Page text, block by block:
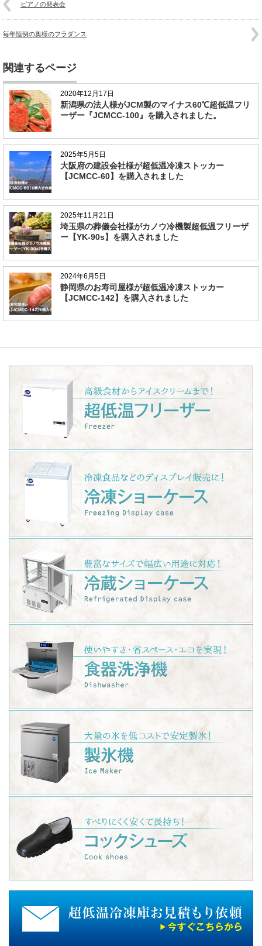
ピアノの発表会
毎年恒例の奥様のフラダンス
関連するページ
2020年12月17日
新潟県の法人様がJCM製のマイナス60℃超低温フリ
ーザー『JCMCC-100』を購入されました。
2025年5月5日
大阪府の建設会社様が超低温冷凍ストッカー
【JCMCC-60】を購入されました
2025年11月21日
埼玉県の葬儀会社様がカノウ冷機製超低温フリーザ
ー【YK-90s】を購入されました
2024年6月5日
静岡県のお寿司屋様が超低温冷凍ストッカー
【JCMCC-142】を購入されました